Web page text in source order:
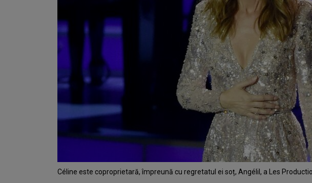
Céline este coproprietară, împreună cu regretatul ei soț, Angélil, a Les